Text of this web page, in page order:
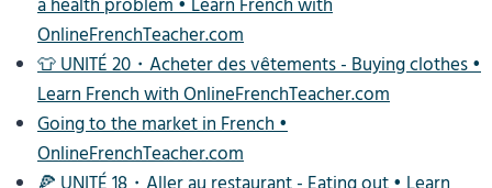
OnlineFrenchTeacher.com
👕 UNITÉ 20・Acheter des vêtements - Buying clothes •
Learn French with OnlineFrenchTeacher.com
Going to the market in French •
OnlineFrenchTeacher.com